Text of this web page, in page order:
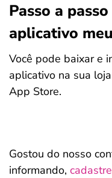
Passo a
aplicativo
Você pode baixar e
aplicativo na sua
App Store.
Gostou do nosso
informando,